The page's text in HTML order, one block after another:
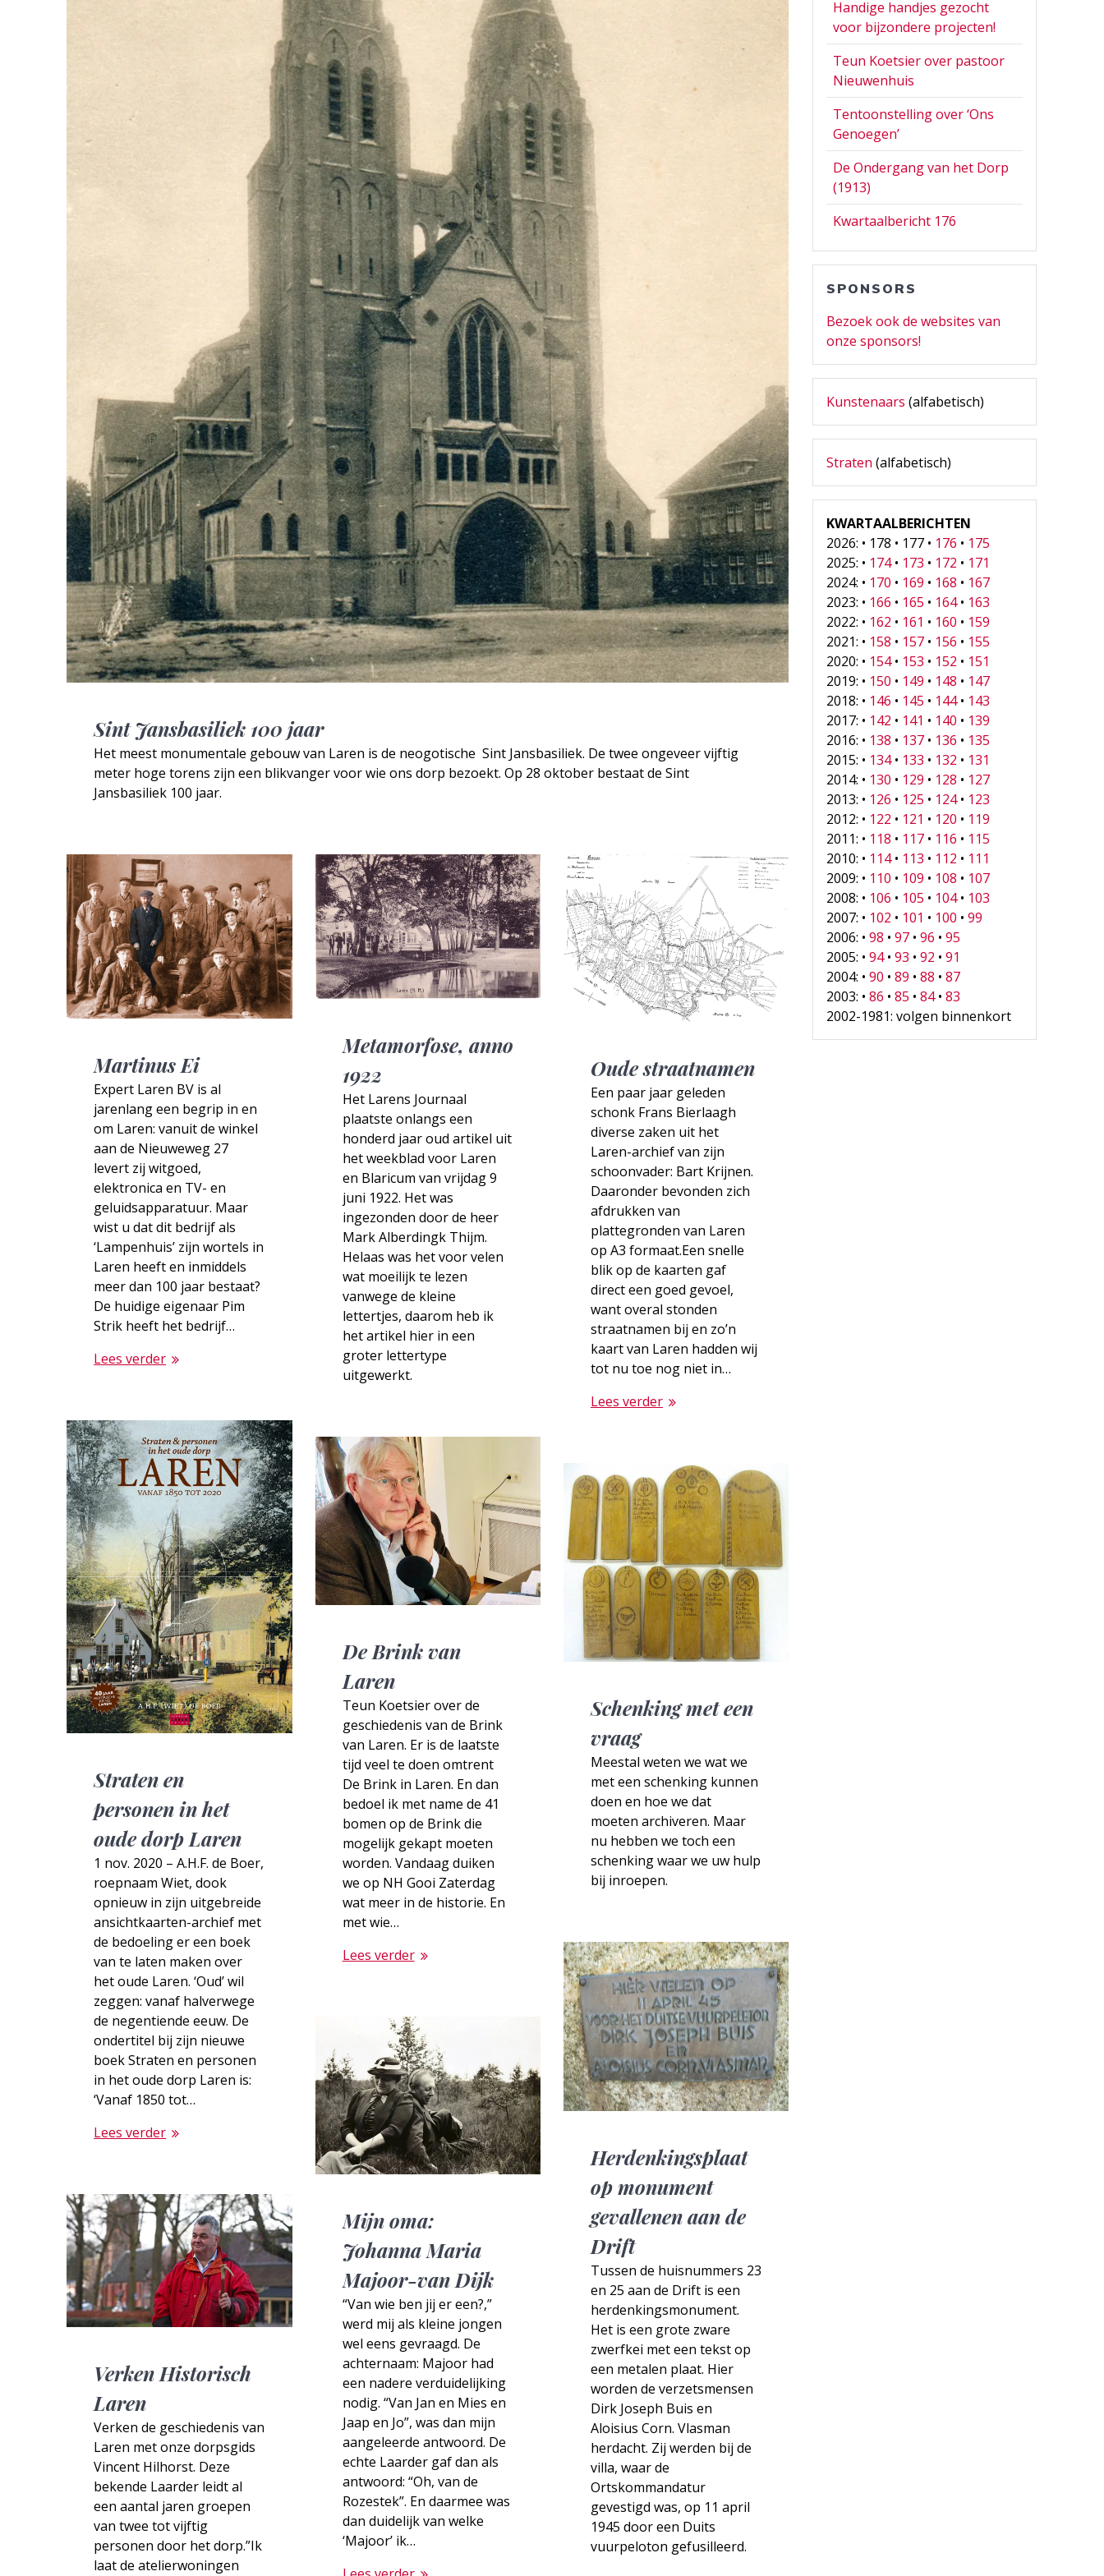
Sint Jansbasiliek 100 jaar
Het meest monumentale gebouw van Laren is de neogotische ­ Sint Jansbasiliek. De twee ongeveer vijftig
meter hoge torens zijn een blikvanger voor wie ons dorp bezoekt. Op 28 oktober bestaat de Sint
Jansbasiliek 100 jaar.
Martinus Ei
Expert Laren BV is al
jarenlang een begrip in en
om ­Laren: vanuit de winkel
aan de Nieuweweg 27
levert zij witgoed,
elektronica en TV- en
geluidsapparatuur. Maar
wist u dat dit bedrijf als
‘Lampenhuis’ zijn wortels in
Laren heeft en inmiddels
meer dan 100 jaar bestaat?
De huidige eigenaar Pim
Strik heeft het bedrijf…
Lees verder
Metamorfose, anno
1922
Het Larens Journaal
plaatste onlangs een
honderd jaar oud artikel uit
het weekblad voor Laren
en Blaricum van vrijdag 9
juni 1922. Het was
ingezonden door de heer
Mark Alberdingk Thijm.
Helaas was het voor velen
wat moeilijk te lezen
vanwege de kleine
lettertjes, daarom heb ik
het artikel hier in een
groter lettertype
uitgewerkt.
Oude straatnamen
Een paar jaar geleden
schonk Frans Bierlaagh
diverse zaken uit het
Laren-archief van zijn
schoonvader: Bart Krijnen.
Daaronder bevonden zich
afdrukken van
plattegronden van Laren
op A3 formaat.Een snelle
blik op de kaarten gaf
direct een goed gevoel,
want overal stonden
straatnamen bij en zo’n
kaart van Laren hadden wij
tot nu toe nog niet in…
Lees verder
Straten en
personen in het
oude dorp Laren
1 nov. 2020 – A.H.F. de Boer,
roepnaam Wiet, dook
opnieuw in zijn uitgebreide
ansichtkaarten-archief met
de bedoeling er een boek
van te laten maken over
het oude Laren. ‘Oud’ wil
zeggen: vanaf halverwege
de negentiende eeuw. De
ondertitel bij zijn nieuwe
boek Straten en personen
in het oude dorp Laren is:
‘Vanaf 1850 tot…
Lees verder
De Brink van
Laren
Teun Koetsier over de
geschiedenis van de Brink
van Laren. Er is de laatste
tijd veel te doen omtrent
De Brink in Laren. En dan
bedoel ik met name de 41
bomen op de Brink die
mogelijk gekapt moeten
worden. Vandaag duiken
we op NH Gooi Zaterdag
wat meer in de historie. En
met wie…
Lees verder
Schenking met een
vraag
Meestal weten we wat we
met een schenking kunnen
doen en hoe we dat
moeten archiveren. Maar
nu hebben we toch een
schenking waar we uw hulp
bij inroepen.
Herdenkingsplaat
op monument
gevallenen aan de
Drift
Tussen de huisnummers 23
en 25 aan de Drift is een
herdenkingsmonument.
Het is een grote zware
zwerfkei met een tekst op
een metalen plaat. Hier
worden de verzetsmensen
Dirk Joseph Buis en
Aloisius Corn. Vlasman
herdacht. Zij werden bij de
villa, waar de
Ortskommandatur
gevestigd was, op 11 april
1945 door een Duits
vuurpeloton gefusilleerd.
Mijn oma:
Johanna Maria
Majoor-van Dijk
“Van wie ben jij er een?,”
werd mij als kleine jongen
wel eens gevraagd. De
achternaam: Majoor had
een nadere verduidelijking
nodig. “Van Jan en Mies en
Jaap en Jo”, was dan mijn
aangeleerde antwoord. De
echte Laarder gaf dan als
antwoord: “Oh, van de
Rozestek”. En daarmee was
dan duidelijk van welke
‘Majoor’ ik…
Verken Historisch
Laren
Verken de geschiedenis van
Laren met onze dorpsgids
Vincent Hilhorst. Deze
bekende Laarder leidt al
een aantal jaren groepen
van twee tot vijftig
personen door het dorp.”Ik
laat de atelierwoningen
Handige handjes gezocht
voor bijzondere projecten!
Teun Koetsier over pastoor
Nieuwenhuis
Tentoonstelling over ‘Ons
Genoegen’
De Ondergang van het Dorp
(1913)
Kwartaalbericht 176
SPONSORS
Bezoek ook de websites van
onze sponsors!
Kunstenaars (alfabetisch)
Straten (alfabetisch)
KWARTAALBERICHTEN
2026: • 178 • 177 • 176 • 175
2025: • 174• 173 • 172 • 171
2024: • 170 • 169 • 168 • 167
2023: • 166 • 165 • 164• 163
2022: • 162 • 161 • 160 • 159
2021: • 158 • 157 • 156 • 155
2020: • 154• 153 • 152 • 151
2019: • 150 • 149 • 148 • 147
2018: • 146 • 145 • 144• 143
2017: • 142 • 141 • 140 • 139
2016: • 138 • 137 • 136 • 135
2015: • 134• 133 • 132 • 131
2014: • 130 • 129 • 128 • 127
2013: • 126 • 125 • 124• 123
2012: • 122 • 121 • 120 • 119
2011: • 118 • 117 • 116 • 115
2010: • 114• 113 • 112 • 111
2009: • 110 • 109 • 108 • 107
2008: • 106 • 105 • 104• 103
2007: • 102 • 101 • 100 •99
2006: •98 •97 •96 •95
2005: •94•93 •92 •91
2004: •90 •89 •88 •87
2003: •86 •85 •84•83
2002-1981: volgen binnenkort